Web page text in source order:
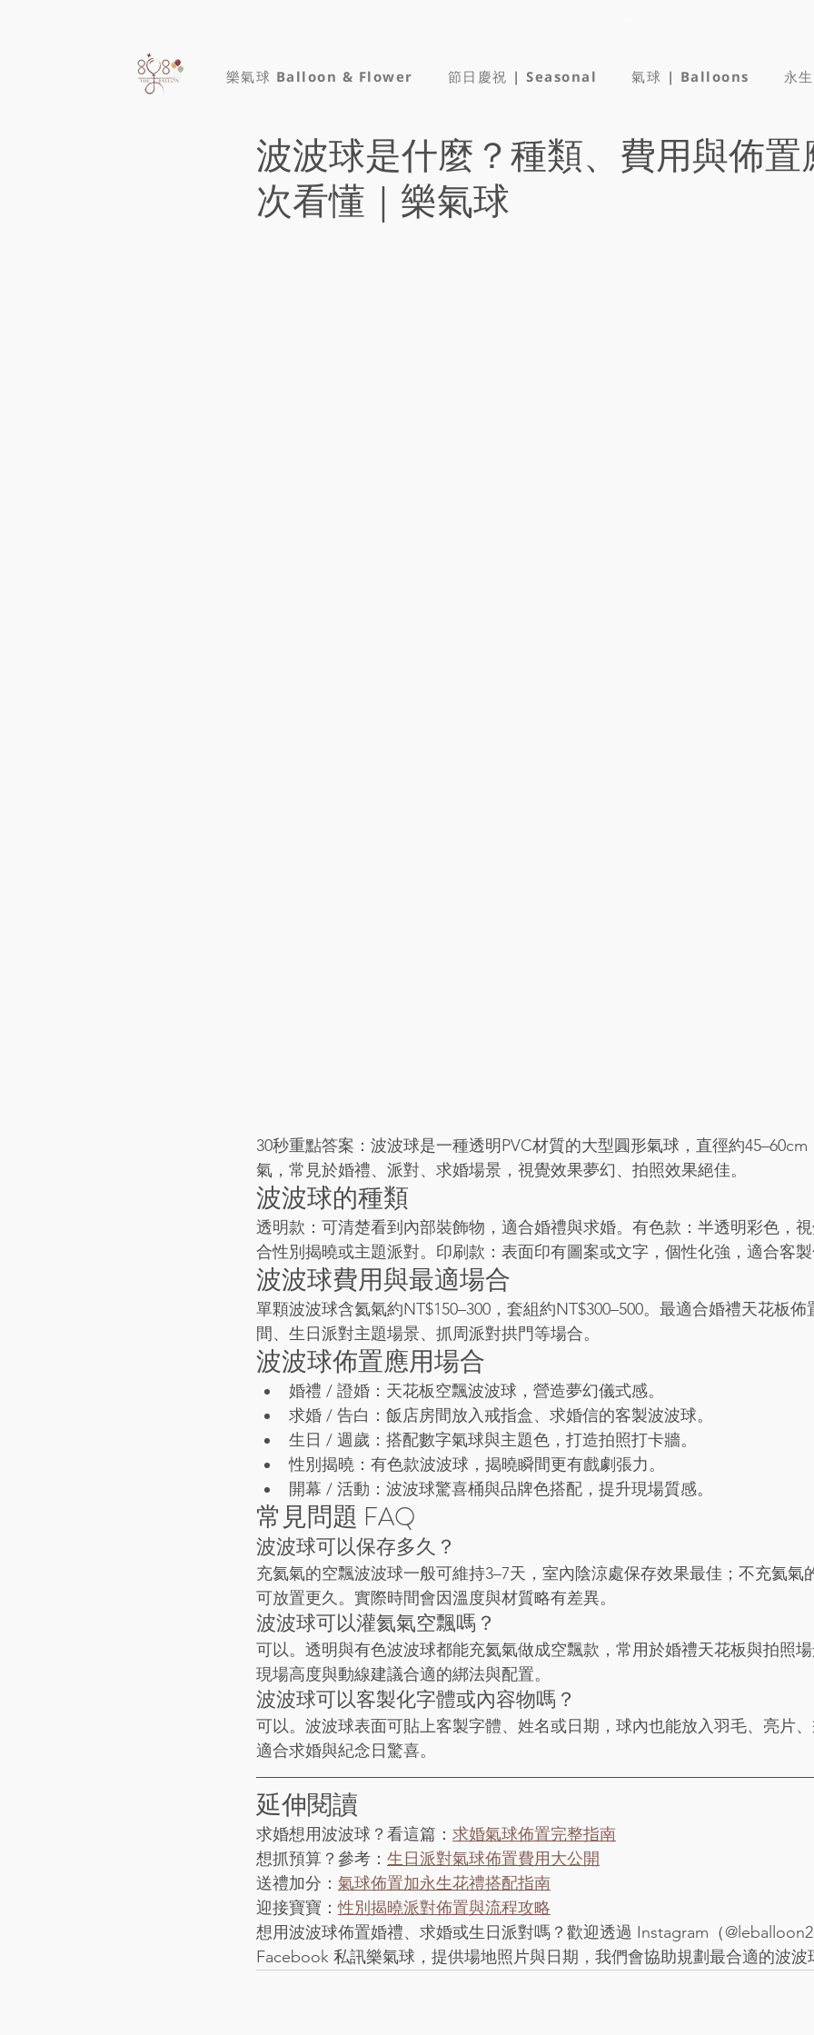
樂氣球 Balloon & Flower 節日慶祝 | Seasonal 氣球 | Balloons 永
波波球是什麼？種類、費用與佈置
次看懂｜樂氣球
30秒重點答案：波波球是一種透明PVC材質的大型圓形氣球，直徑約
氣，常見於婚禮、派對、求婚場景，視覺效果夢幻、拍照效果絕佳。
波波球的種類
透明款：可清楚看到內部裝飾物，適合婚禮與求婚。有色款：半透明彩色，
合性別揭曉或主題派對。印刷款：表面印有圖案或文字，個性化強，適合客製
波波球費用與最適場合
單顆波波球含氦氣約NT$150–300，套組約NT$300–500。最適合婚禮天花板
間、生日派對主題場景、抓周派對拱門等場合。
波波球佈置應用場合
婚禮 / 證婚：天花板空飄波波球，營造夢幻儀式感。
求婚 / 告白：飯店房間放入戒指盒、求婚信的客製波波球。
生日 / 週歲：搭配數字氣球與主題色，打造拍照打卡牆。
性別揭曉：有色款波波球，揭曉瞬間更有戲劇張力。
開幕 / 活動：波波球驚喜桶與品牌色搭配，提升現場質感。
常見問題 FAQ
波波球可以保存多久？
充氦氣的空飄波波球一般可維持3–7天，室內陰涼處保存效果最佳；不充氦氣
可放置更久。實際時間會因溫度與材質略有差異。
波波球可以灌氦氣空飄嗎？
可以。透明與有色波波球都能充氦氣做成空飄款，常用於婚禮天花板與拍照
現場高度與動線建議合適的綁法與配置。
波波球可以客製化字體或內容物嗎？
可以。波波球表面可貼上客製字體、姓名或日期，球內也能放入羽毛、亮片、
適合求婚與紀念日驚喜。
延伸閱讀
求婚想用波波球？看這篇： 求婚氣球佈置完整指南
想抓預算？參考： 生日派對氣球佈置費用大公開
送禮加分： 氣球佈置加永生花禮搭配指南
迎接寶寶：性別揭曉派對佈置與流程攻略
想用波波球佈置婚禮、求婚或生日派對嗎？歡迎透過 Instagram（
Facebook 私訊樂氣球，提供場地照片與日期，我們會協助規劃最合適的波波